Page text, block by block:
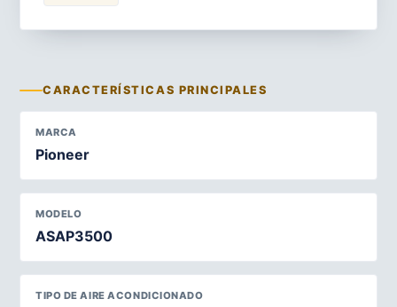
CARACTERÍSTICAS PRINCIPALES
MARCA
Pioneer
MODELO
ASAP3500
TIPO DE AIRE ACONDICIONADO